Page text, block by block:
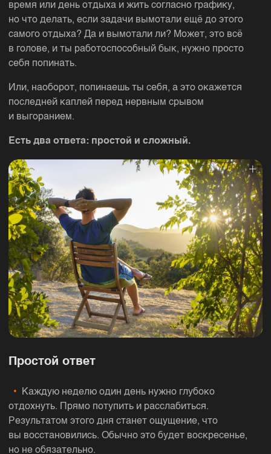
время или день отдыха и жить согласно графику,
но что делать, если задачи вымотали ещё до этого
самого отдыха? Да и вымотали ли? Может, это всё
в голове, и ты работоспособный бык, нужно просто
себя попинать.
Или, наоборот, попинаешь ты себя, а это окажется
последней каплей перед нервным срывом
и выгоранием.
Есть два ответа: простой и сложный.
Простой ответ
Каждую неделю один день нужно глубоко
отдохнуть. Прямо потупить и расслабиться.
Результатом этого дня станет ощущение, что
вы восстановились. Обычно это будет воскресенье,
но не обязательно.